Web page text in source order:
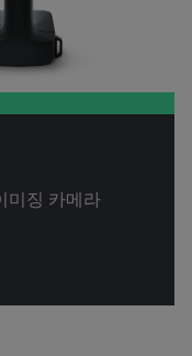
미징 카메라